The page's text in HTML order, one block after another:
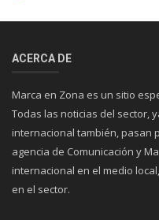
ACERCA DE
Marca en Zona es un sitio
Todas las noticias del sector,
internacional también, pasan
agencia de Comunicación y
internacional en el medio
en el sector.